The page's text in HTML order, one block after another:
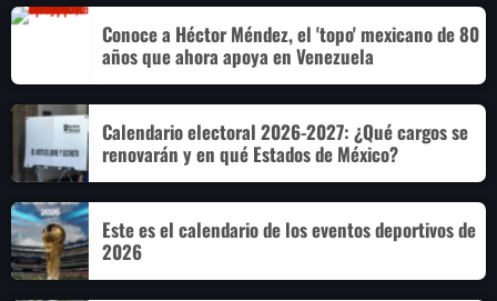
Conoce a Héctor Méndez, el 'topo' mexicano de 80
años que ahora apoya en Venezuela
Calendario electoral 2026-2027: ¿Qué cargos se
renovarán y en qué Estados de México?
Este es el calendario de los eventos deportivos de
2026